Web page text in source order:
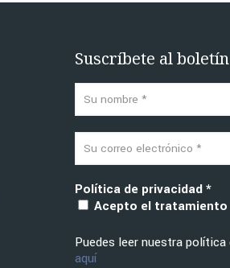
Suscríbete al boletín
Política de privacidad*
Acepto el tratamiento
Puedes leer nuestra política
aquí